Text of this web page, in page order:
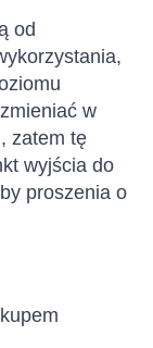
od
w
zatem tę
wyjścia do
proszenia o